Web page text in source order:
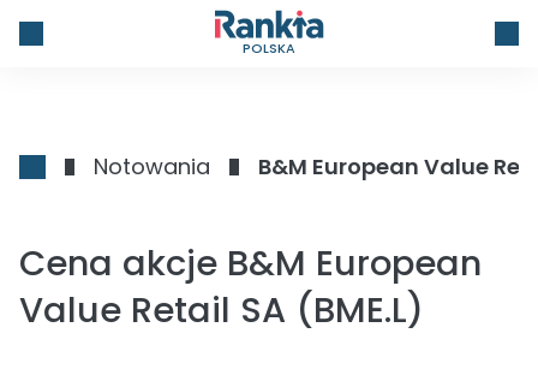
POLSKA
Notowania B&M European Value
Cena akcje B&M European
Value Retail SA (BME.L)